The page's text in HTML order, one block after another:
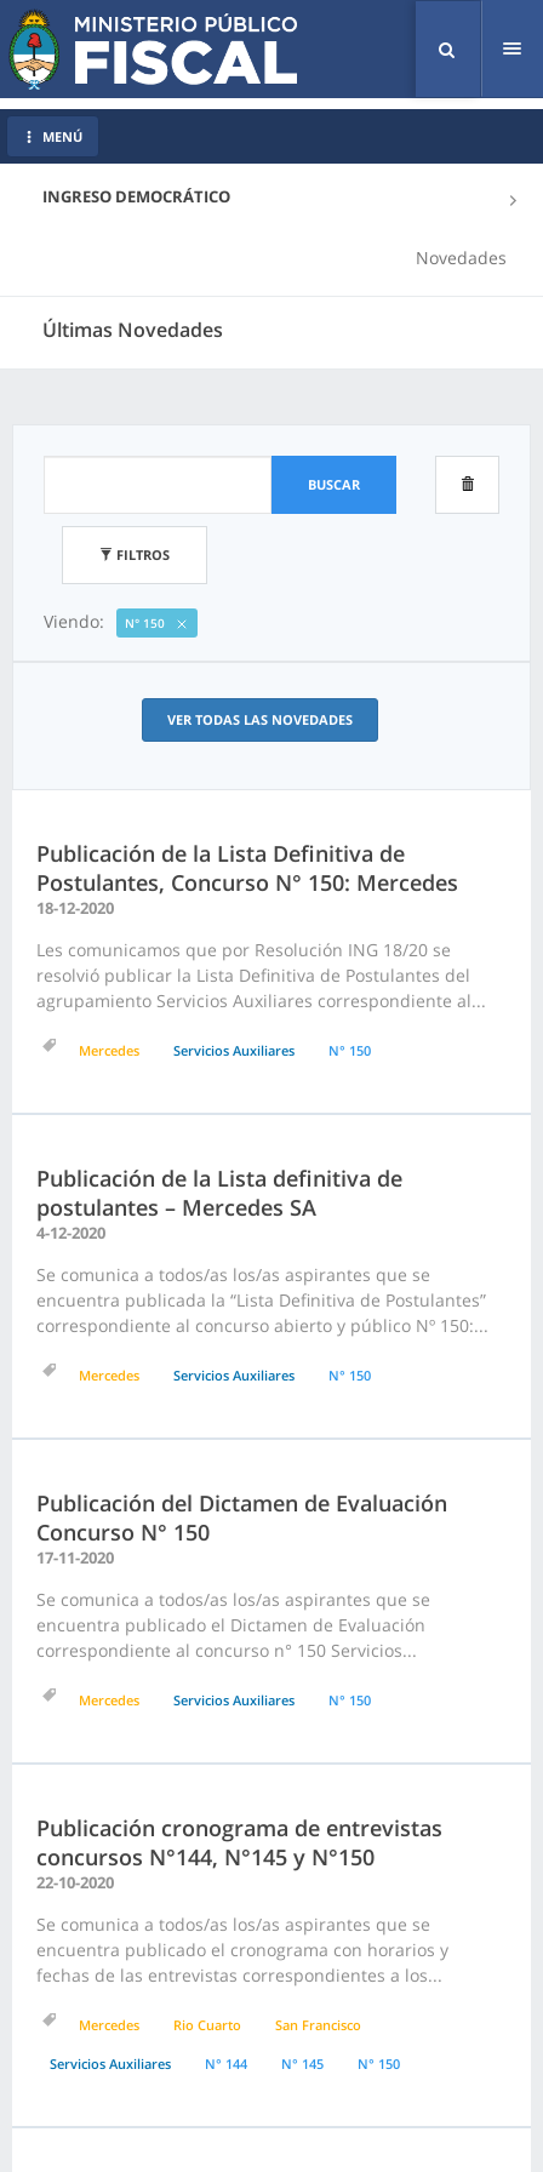
INGRESO DEMOCRÁTICO
Novedades
Últimas Novedades
MENÚ
BUSCAR
FILTROS
Viendo: N° 150
VER TODAS LAS NOVEDADES
Publicación de la Lista Definitiva de
Postulantes, Concurso N° 150: Mercedes
18-12-2020
Les comunicamos que por Resolución ING 18/20 se
resolvió publicar la Lista Definitiva de Postulantes del
agrupamiento Servicios Auxiliares correspondiente al...
Mercedes Servicios Auxiliares N° 150
Publicación de la Lista definitiva de
postulantes – Mercedes SA
4-12-2020
Se comunica a todos/as los/as aspirantes que se
encuentra publicada la “Lista Definitiva de Postulantes”
correspondiente al concurso abierto y público Nº 150:...
Mercedes Servicios Auxiliares N° 150
Publicación del Dictamen de Evaluación
Concurso N° 150
17-11-2020
Se comunica a todos/as los/as aspirantes que se
encuentra publicado el Dictamen de Evaluación
correspondiente al concurso n° 150 Servicios...
Mercedes Servicios Auxiliares N° 150
Publicación cronograma de entrevistas
concursos N°144, N°145 y N°150
22-10-2020
Se comunica a todos/as los/as aspirantes que se
encuentra publicado el cronograma con horarios y
fechas de las entrevistas correspondientes a los...
Mercedes Rio Cuarto San Francisco
Servicios Auxiliares N° 144 N° 145 N° 150